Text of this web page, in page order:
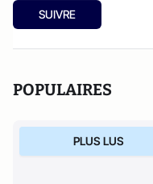
responsable national de
au sein de l’Œuvre des
SUIVRE
POPULAIRES
PLUS LUS